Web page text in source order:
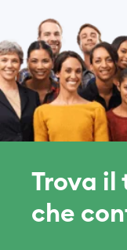
Trova il
che